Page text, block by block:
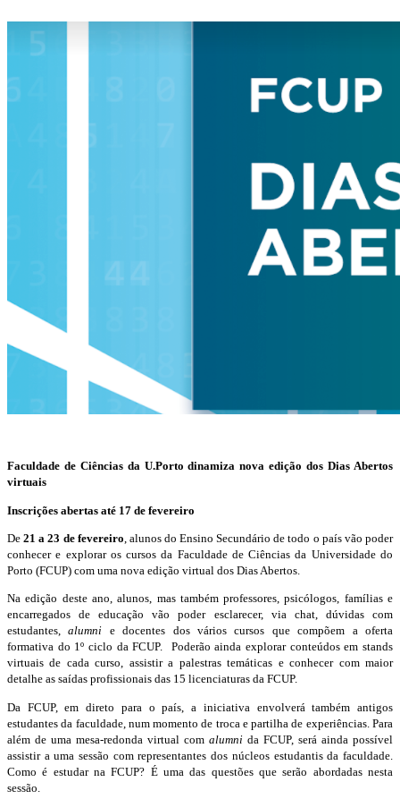
Faculdade de Ciências da U.Porto dinamiza nova edição dos Dias Abertos
virtuais
Inscrições abertas até 17 de fevereiro
De21 a 23 de fevereiro, alunos do Ensino Secundário de todo o país vão poder
conhecer e explorar os cursos da Faculdade de Ciências da Universidade do
Porto (FCUP) com uma nova edição virtual dos Dias Abertos.
Na edição deste ano, alunos, mas também professores, psicólogos, famílias e
encarregados de educação vão poder esclarecer, via chat, dúvidas com
estudantes,alumni e docentes dos vários cursos que compõem a oferta
formativa do 1º ciclo da FCUP. Poderão ainda explorar conteúdos em stands
virtuais de cada curso, assistir a palestras temáticas e conhecer com maior
detalhe as saídas profissionais das 15 licenciaturas da FCUP.
Da FCUP, em direto para o país, a iniciativa envolverá também antigos
estudantes da faculdade, num momento de troca e partilha de experiências. Para
além de uma mesa-redonda virtual com alumni da FCUP, será ainda possível
assistir a uma sessão com representantes dos núcleos estudantis da faculdade.
Como é estudar na FCUP? É uma das questões que serão abordadas nesta
sessão.